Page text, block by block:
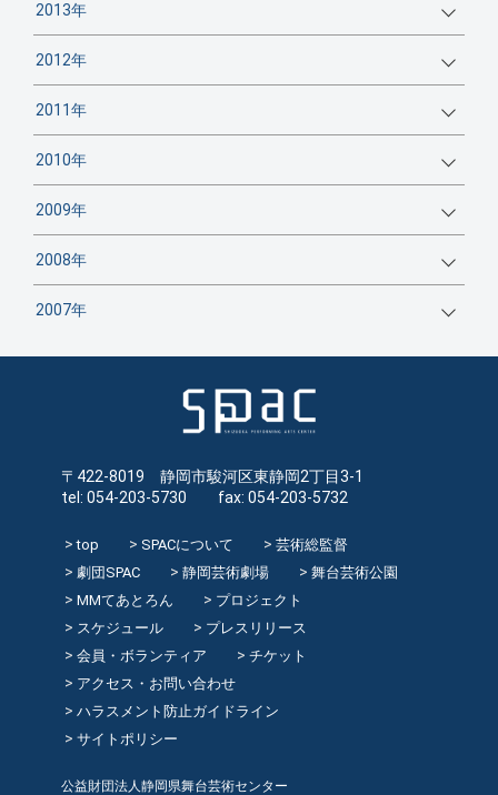
2013年
2012年
2011年
2010年
2009年
2008年
2007年
〒422-8019 静岡市駿河区東静岡2丁目3-1
tel: 054-203-5730 fax: 054-203-5732
top SPACについて
芸術総監督
劇団SPAC
静岡芸術劇場
舞台芸術公園
MMてあとろん
プロジェクト
スケジュール
プレスリリース
会員・ボランティア
チケット
アクセス・お問い合わせ
ハラスメント防止ガイドライン
サイトポリシー
公益財団法人静岡県舞台芸術センター